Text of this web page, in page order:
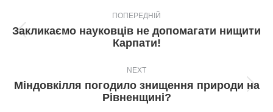
navigation
ПОПЕРЕДНІЙ
Попередній
пост:
Закликаємо науковців не допомагати нищити
Карпати!
NEXT
Next
post:
Міндовкілля погодило знищення природи на
Рівненщині?